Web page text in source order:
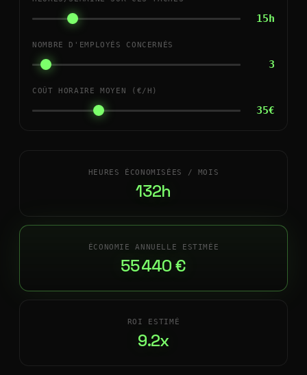
15h
NOMBRE D'EMPLOYÉS CONCERNÉS
3
COÛT HORAIRE MOYEN (€/H)
35€
HEURES ÉCONOMISÉES / MOIS
132h
ÉCONOMIE ANNUELLE ESTIMÉE
55 440 €
ROI ESTIMÉ
9.2x